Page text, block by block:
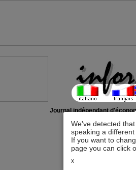
We've detected
speaking a different
If you want to
page you can click
x
Journal indépendant